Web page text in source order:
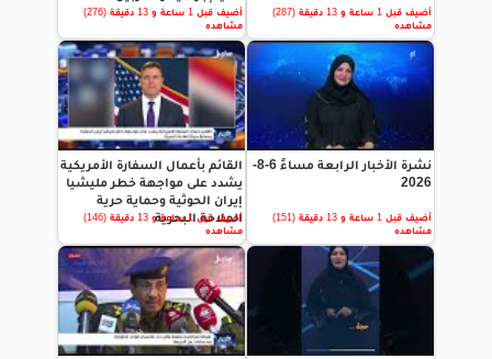
أضيف قبل 1 ساعة و 13 دقيقة (287)
مشاهده
أضيف قبل 1 ساعة و 13 دقيقة (276)
مشاهده
نشرة الأخبار الرابعة مساءً 6-8-
2026
أضيف قبل 1 ساعة و 13 دقيقة (151)
مشاهده
القائم بأعمال السفارة الأمريكية
يشدد على مواجهة خطر مليشيا
إيران الحوثية وحماية حرية
الملاحة البحرية
أضيف قبل 1 ساعة و 13 دقيقة (146)
مشاهده